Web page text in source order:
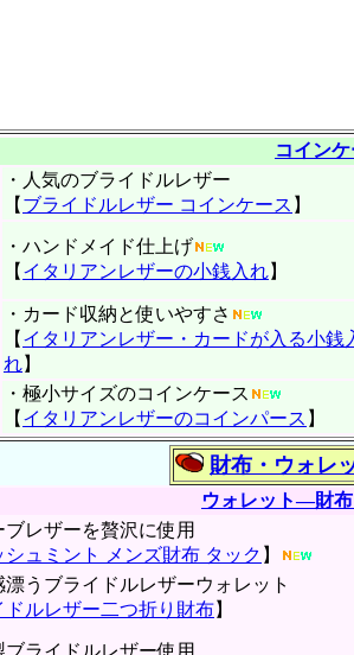
コイン
・人気のブライドルレザー
【 ブライドルレザー コインケース 】
・ハンドメイド仕上げ
【 イタリアンレザーの小銭入れ】
・カード収納と使いやすさ
【 イタリアンレザー・ カードが入る小銭
れ】
・極小サイズのコインケース
【 イタリアンレザーのコインパース 】
財布・ウォレ
ウォレット―財
ブレザーを贅沢に使用
シュミント メンズ財布 タック 】
漂うブライドルレザーウォレット
ドルレザー二つ折り財布】
ブライドルレザー使用